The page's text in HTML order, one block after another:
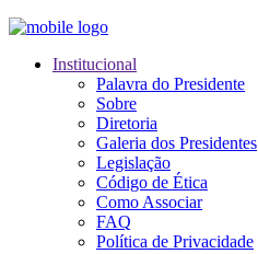
Institucional
Palavra do Presidente
Sobre
Diretoria
Galeria dos Presidentes
Legislação
Código de Ética
Como Associar
FAQ
Política de Privacidade